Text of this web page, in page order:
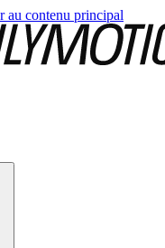
au contenu principal